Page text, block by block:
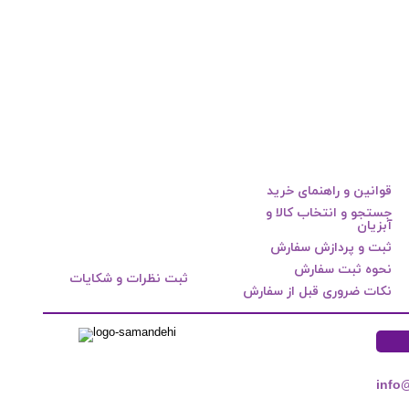
قوانین و راهنمای خرید
جستجو و انتخاب کالا و
آبزیان
ثبت و پردازش سفارش
نحوه ثبت سفارش
نکات ضروری قبل از سفارش
ثبت نظرات و شکایات